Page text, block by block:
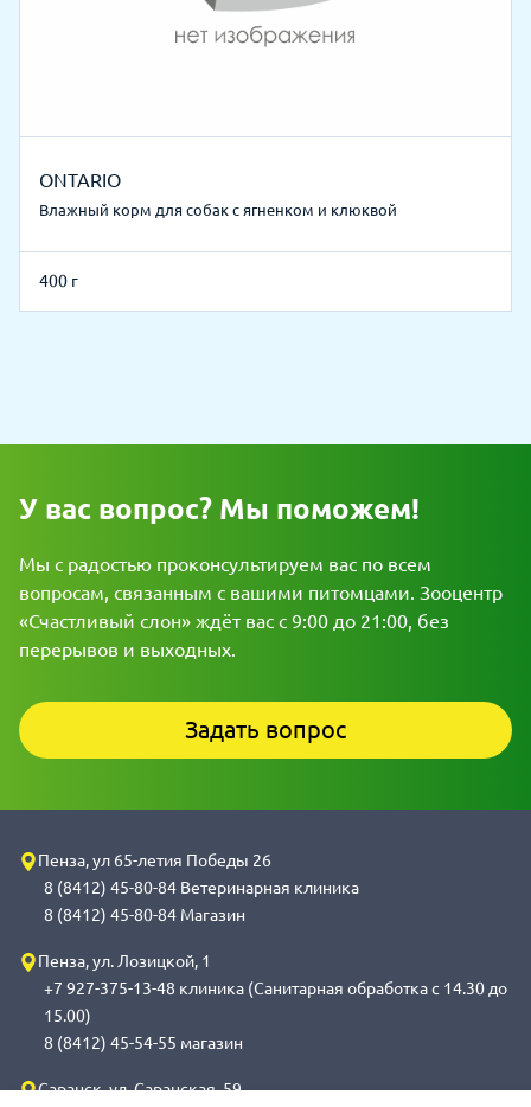
ONTARIO
Влажный корм для собак с ягненком и клюквой
400 г
У вас вопрос? Мы поможем!
Мы с радостью проконсультируем вас по всем
вопросам, связанным с вашими питомцами. Зооцентр
«Счастливый слон» ждёт вас с 9:00 до 21:00, без
перерывов и выходных.
Задать вопрос
Пенза, ул 65-летия Победы 26
8 (8412) 45-80-84 Ветеринарная клиника
8 (8412) 45-80-84 Магазин
Пенза, ул. Лозицкой, 1
+7 927-375-13-48 клиника (Санитарная обработка с 14.30 до
15.00)
8 (8412) 45-54-55 магазин
Саранск, ул. Саранская, 59